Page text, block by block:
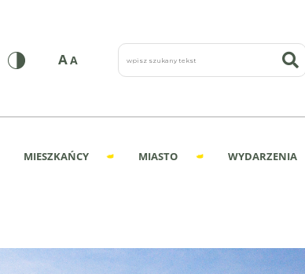
AA
wpisz szukany tekst
MIESZKAŃCY MIASTO WYDARZENIA